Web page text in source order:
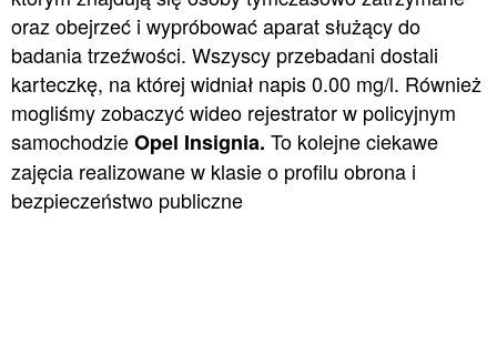
oraz obejrzeć i wypróbować aparat służący do
badania trzeźwości. Wszyscy przebadani dostali
karteczkę, na której widniał napis 0.00 mg/l. Również
mogliśmy zobaczyć wideo rejestrator w policyjnym
samochodzieOpel Insignia. To kolejne ciekawe
zajęcia realizowane w klasie o profilu obrona i
bezpieczeństwo publiczne